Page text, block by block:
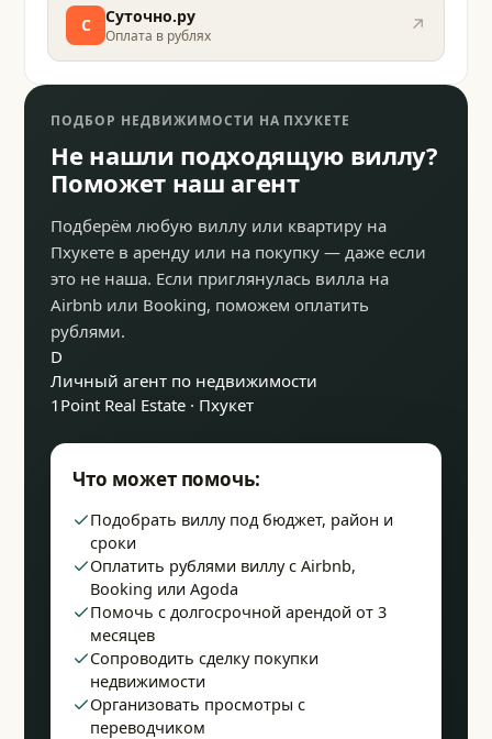
С Суточно.ру
Оплата в рублях ↗
ПОДБОР НЕДВИЖИМОСТИ НА ПХУКЕТЕ
Не нашли подходящую виллу?
Поможет наш агент
Подберём любую виллу или квартиру на
Пхукете в аренду или на покупку — даже если
это не наша. Если приглянулась вилла на
Airbnb или Booking, поможем оплатить
рублями.
D
Личный агент по недвижимости
1Point Real Estate · Пхукет
Что может помочь:
Подобрать виллу под бюджет, район и
сроки
Оплатить рублями виллу с Airbnb,
Booking или Agoda
Помочь с долгосрочной арендой от 3
месяцев
Сопроводить сделку покупки
недвижимости
Организовать просмотры с
переводчиком